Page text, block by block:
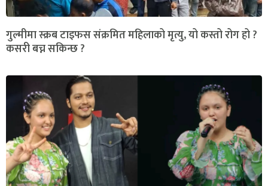
गुल्मीमा स्क्रब टाइफस संक्रमित महिलाको मृत्यु, यो कस्तो रोग हो ?
कसरी बच्न सकिन्छ ?